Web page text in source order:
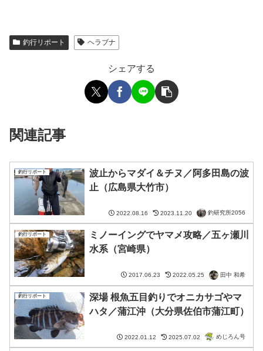
釣行リポート ヘラブナ
シェアする
関連記事
釣行リポート
波止からマダイ＆チヌ／阿多田島の波
止（広島県大竹市）
2022.08.16 2023.11.20 釣研究所2056
釣行リポート
ミノーイングでヤマメ攻略／五ヶ瀬川
水系（宮崎県）
2017.06.23 2022.05.25 田中 和希
釣行リポート
深場 根魚五目釣りでオニカサゴやマ
ハタ／蒲江沖（大分県佐伯市蒲江町）
2022.01.12 2025.07.02 めじろん号